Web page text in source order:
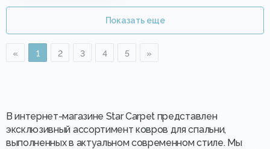
Показать еще
« 1 2 3 4 5 »
В интернет-магазине Star Carpet представлен
эксклюзивный ассортимент ковров для спальни,
выполненных в актуальном современном стиле. Мы